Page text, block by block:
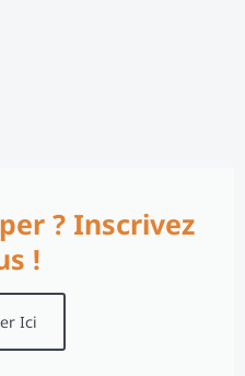
? Inscrivez
!
Ici